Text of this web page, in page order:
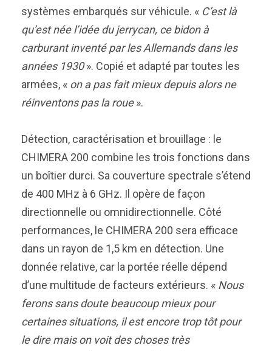
systèmes embarqués sur véhicule. « C’est là
qu’est née l’idée du jerrycan, ce bidon à
carburant inventé par les Allemands dans les
années 1930». Copié et adapté par toutes les
armées, « on a pas fait mieux depuis alors ne
réinventons pas la roue».
Détection, caractérisation et brouillage : le
CHIMERA 200 combine les trois fonctions dans
un boîtier durci. Sa couverture spectrale s’étend
de 400 MHz à 6 GHz. Il opère de façon
directionnelle ou omnidirectionnelle. Côté
performances, le CHIMERA 200 sera efficace
dans un rayon de 1,5 km en détection. Une
donnée relative, car la portée réelle dépend
d’une multitude de facteurs extérieurs. « Nous
ferons sans doute beaucoup mieux pour
certaines situations, il est encore trop tôt pour
le dire mais on voit des choses très